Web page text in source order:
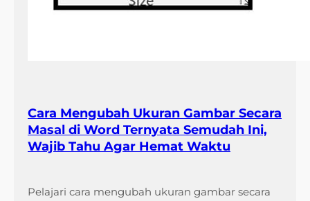
Cara Mengubah Ukuran Gambar Secara
Masal di Word Ternyata Semudah Ini,
Wajib Tahu Agar Hemat Waktu
Pelajari cara mengubah ukuran gambar secara